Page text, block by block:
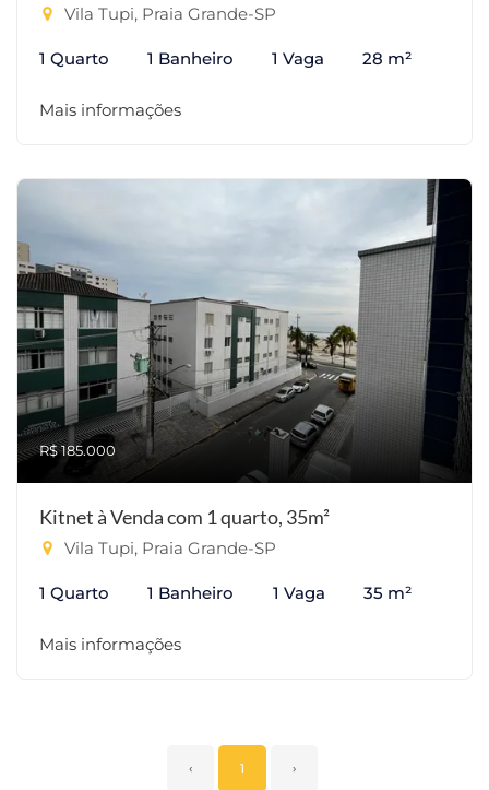
Vila Tupi, Praia Grande-SP
1 Quarto 1 Banheiro 1 Vaga 28 m²
Mais informações
R$ 185.000
Kitnet à Venda com 1 quarto, 35m²
Vila Tupi, Praia Grande-SP
1 Quarto 1 Banheiro 1 Vaga 35 m²
Mais informações
‹ 1 ›